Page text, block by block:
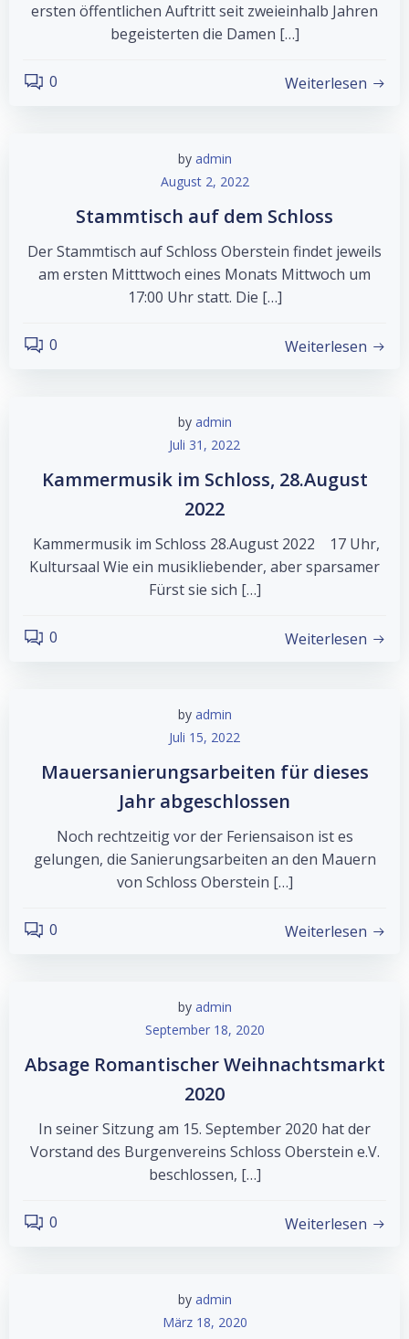
ersten öffentlichen Auftritt seit zweieinhalb Jahren
begeisterten die Damen […]
0 Weiterlesen
by admin
August 2, 2022
Stammtisch auf dem Schloss
Der Stammtisch auf Schloss Oberstein findet jeweils
am ersten Mitttwoch eines Monats Mittwoch um
17:00 Uhr statt. Die […]
0 Weiterlesen
by admin
Juli 31, 2022
Kammermusik im Schloss, 28.August
2022
Kammermusik im Schloss 28.August 2022 17 Uhr,
Kultursaal Wie ein musikliebender, aber sparsamer
Fürst sie sich […]
0 Weiterlesen
by admin
Juli 15, 2022
Mauersanierungsarbeiten für dieses
Jahr abgeschlossen
Noch rechtzeitig vor der Feriensaison ist es
gelungen, die Sanierungsarbeiten an den Mauern
von Schloss Oberstein […]
0 Weiterlesen
by admin
September 18, 2020
Absage Romantischer Weihnachtsmarkt
2020
In seiner Sitzung am 15. September 2020 hat der
Vorstand des Burgenvereins Schloss Oberstein e.V.
beschlossen, […]
0 Weiterlesen
by admin
März 18, 2020